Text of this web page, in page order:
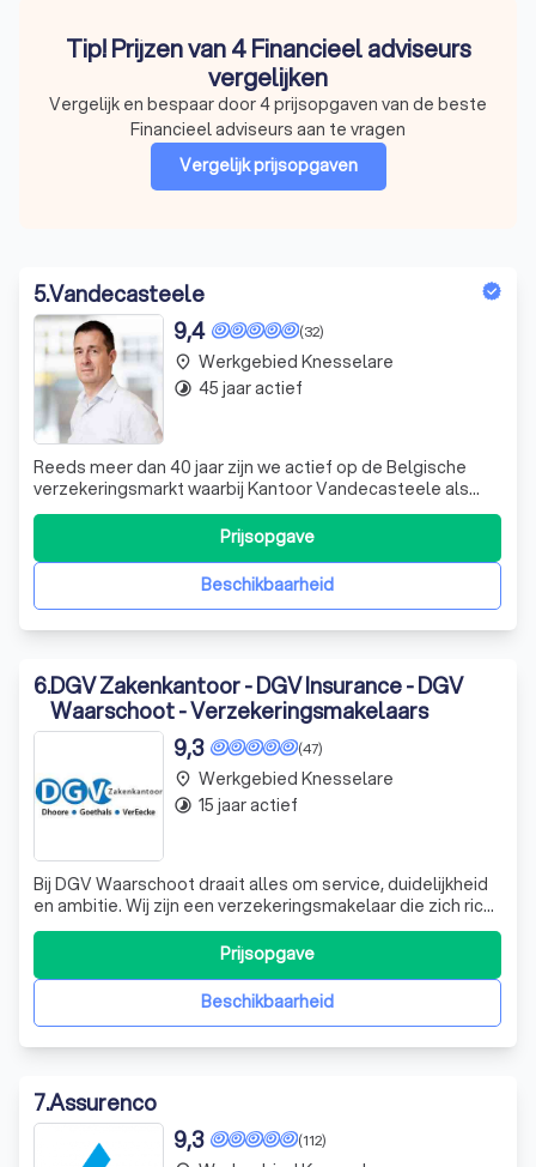
Tip! Prijzen van 4 Financieel adviseurs
vergelijken
Vergelijk en bespaar door 4 prijsopgaven van de beste
Financieel adviseurs aan te vragen
Vergelijk prijsopgaven
5.Vandecasteele
(32)
9,4
Reeds meer dan 40 jaar zijn we actief op de Belgische
verzekeringsmarkt waarbij Kantoor Vandecasteele als
onafhankelijk makelaar een sterke reputatie heeft
opgebouwd bij alle grote verzekeringsmaatschappijen.
Ons kantoor is geregistreerd als makelaar in
verzekeringen bij de FSMA (Autoriteit voor Fin
Beschikbaarheid
Prijsopgave
place Werkgebied Knesselare
timelapse 45 jaar actief
6.DGV Zakenkantoor - DGV Insurance - DGV
Waarschoot - Verzekeringsmakelaars
(47)
9,3
Bij DGV Waarschoot draait alles om service, duidelijkheid
en ambitie. Wij zijn een verzekeringsmakelaar die zich richt
op zowel bedrijven als particulieren. Ons deskundig team
van experts biedt professioneel advies en ondersteuning
op het gebied van verzekeringen en spaar- en
beleggingsproducten. WiBeschikbaarheid
Prijsopgave
place Werkgebied Knesselare
timelapse 15 jaar actief
7.Assurenco
(112)
9,3